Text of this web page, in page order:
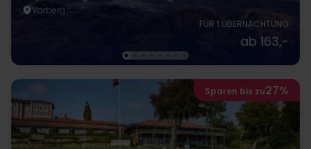
Varberg
FÜR 1 ÜBERNACHTUNG
ab 163,-
Sparen bis zu27%